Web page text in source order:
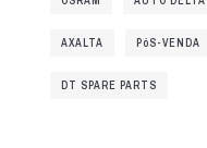
AXALTA PóS-VENDA
DT SPARE PARTS